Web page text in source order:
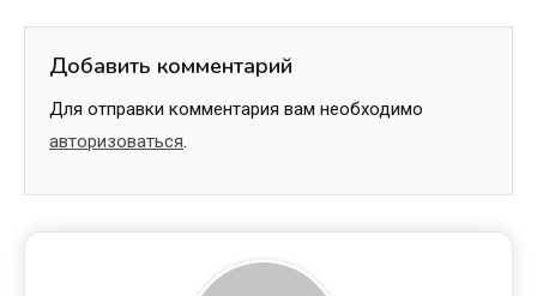
Добавить комментарий
Для отправки комментария вам необходимо
авторизоваться.